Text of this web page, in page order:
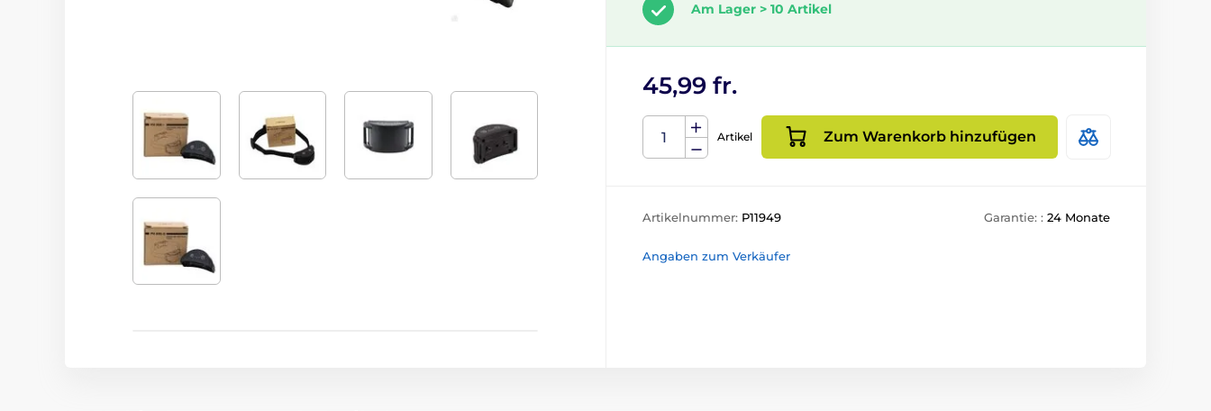
Am Lager > 10 Artikel
45,99 fr.
Artikel Zum Warenkorb hinzufügen
Artikelnummer: P11949 Garantie: : 24 Monate
Angaben zum Verkäufer